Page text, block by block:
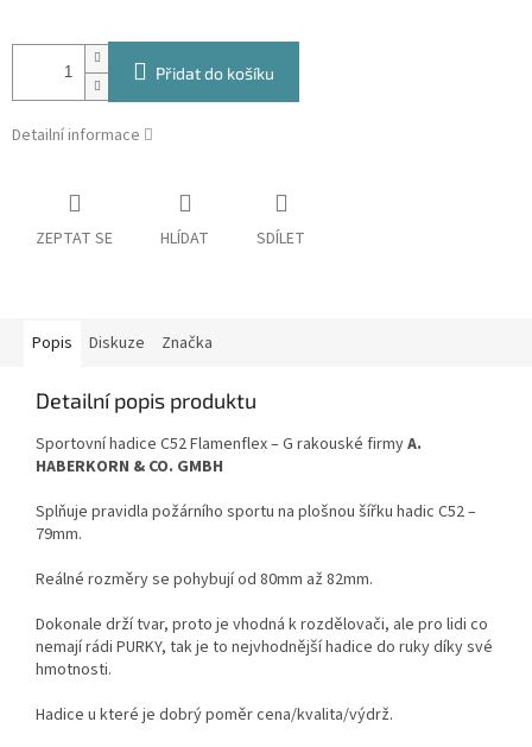
Přidat do košíku
Detailní informace
ZEPTAT SE HLÍDAT SDÍLET
Popis Diskuze Značka
Detailní popis produktu
Sportovní hadice C52 Flamenflex – G rakouské firmyA.
HABERKORN & CO. GMBH
Splňuje pravidla požárního sportu na plošnou šířku hadic C52 –
79mm.
Reálné rozměry se pohybují od 80mm až 82mm.
Dokonale drží tvar, proto je vhodná k rozdělovači, ale pro lidi co
nemají rádi PURKY, tak je to nejvhodnější hadice do ruky díky své
hmotnosti.
Hadice u které je dobrý poměr cena/kvalita/výdrž.